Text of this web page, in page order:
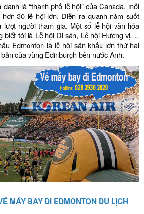
là “thành phố lễ hội” của Canada, mỗi
30 lễ hội lớn. Diễn ra quanh năm suốt
lượt người tham gia. Một số lễ hội văn hóa
biết tới là Lễ hội Di sản, Lễ hội Hương vị,…
Edmonton là lễ hội sân khấu lớn thứ hai
của vùng Edinburgh bên nước Anh.
MÁY BAY ĐI EDMONTON DU LỊCH